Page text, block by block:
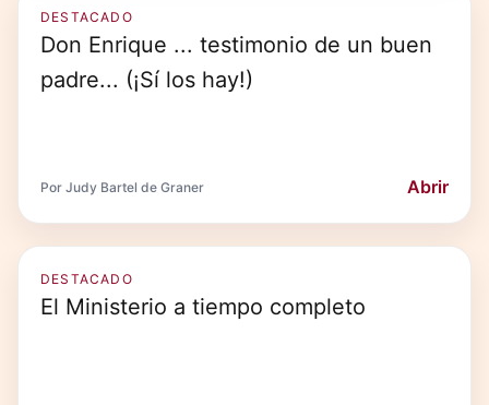
DESTACADO
Don Enrique ... testimonio de un buen
padre... (¡Sí los hay!)
Por Judy Bartel de Graner Abrir
DESTACADO
El Ministerio a tiempo completo